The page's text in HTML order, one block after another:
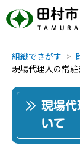
田村市
TAMURA
組織でさがす
現場代理人の常
現場代
いて